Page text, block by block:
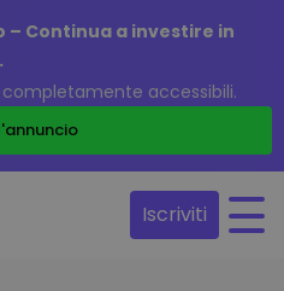
Continua a investire in
accessibili.
Iscriviti